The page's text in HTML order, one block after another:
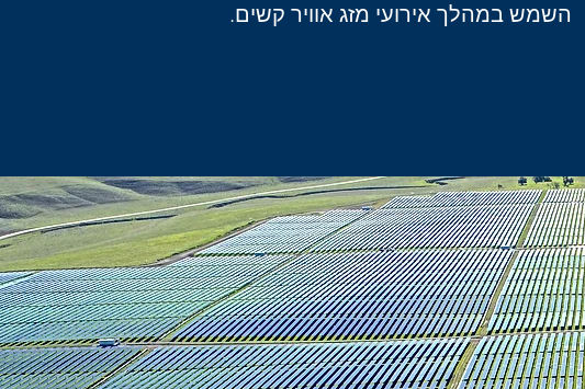
השמש במהלך אירועי מזג אוויר קשים.